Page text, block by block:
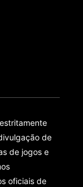
de
de jogos e
oficiais de